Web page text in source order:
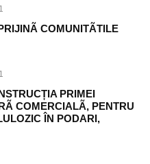
COMUNITÃTILE
PRIMEI
COMERCIALÃ, PENTRU
ÎN PODARI,